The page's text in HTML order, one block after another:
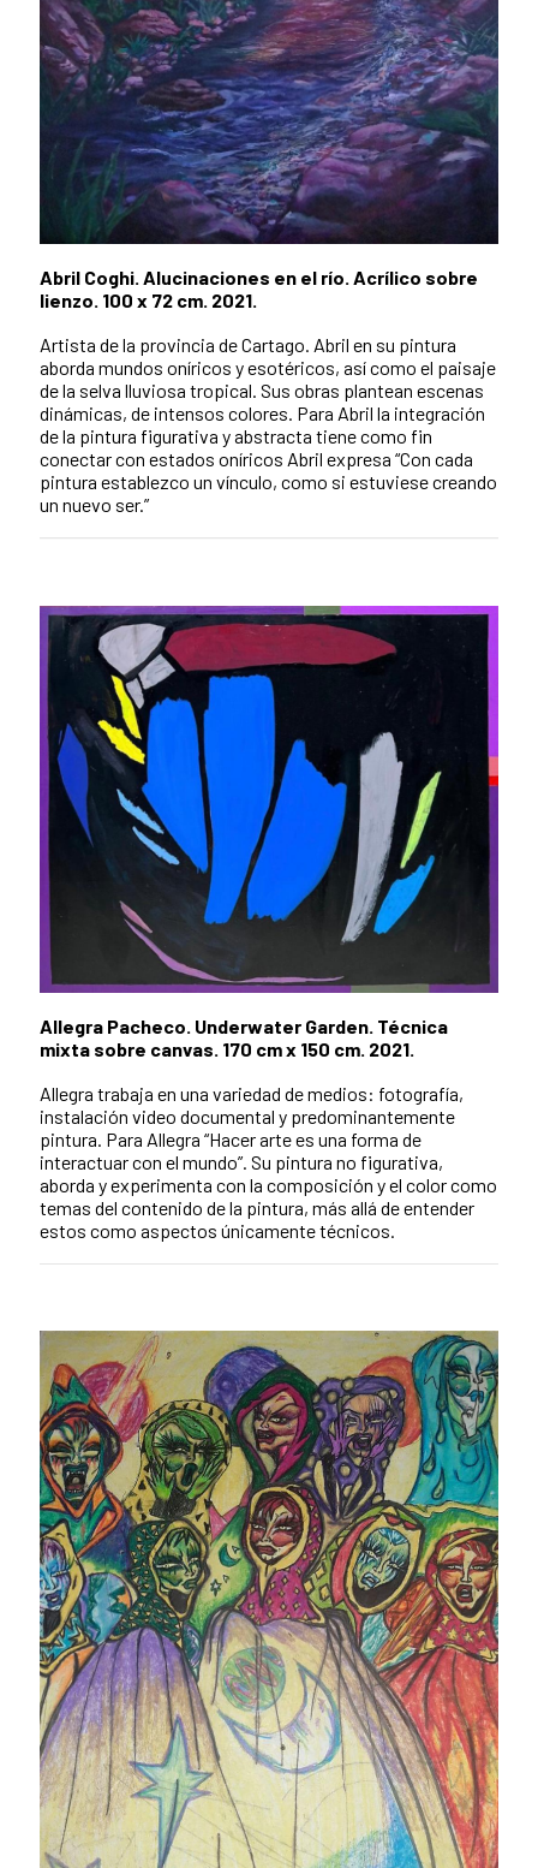
Abril Coghi. Alucinaciones en el río. Acrílico sobre
lienzo. 100 x 72 cm. 2021.
Artista de la provincia de Cartago. Abril en su pintura
aborda mundos oníricos y esotéricos, así como el paisaje
de la selva lluviosa tropical. Sus obras plantean escenas
dinámicas, de intensos colores. Para Abril la integración
de la pintura figurativa y abstracta tiene como fin
conectar con estados oníricos Abril expresa “Con cada
pintura establezco un vínculo, como si estuviese creando
un nuevo ser.”
Allegra Pacheco. Underwater Garden. Técnica
mixta sobre canvas. 170 cm x 150 cm. 2021.
Allegra trabaja en una variedad de medios: fotografía,
instalación video documental y predominantemente
pintura. Para Allegra “Hacer arte es una forma de
interactuar con el mundo”. Su pintura no figurativa,
aborda y experimenta con la composición y el color como
temas del contenido de la pintura, más allá de entender
estos como aspectos únicamente técnicos.